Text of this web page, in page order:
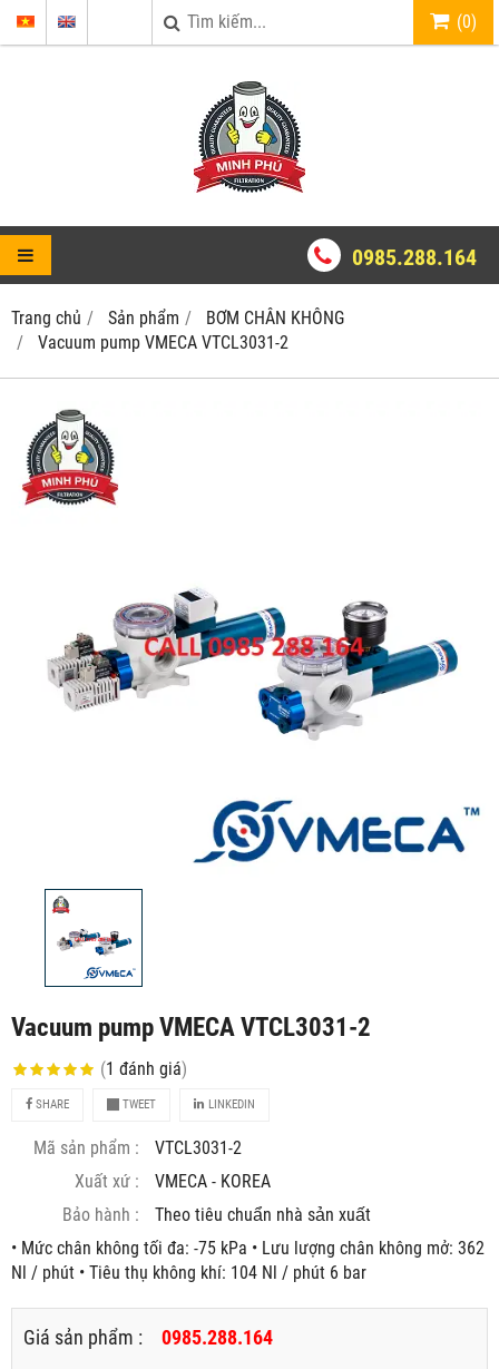
(0)
0985.288.164
Trang chủ Sản phẩm
BƠM CHÂN KHÔNG
Vacuum pump VMECA VTCL3031-2
Vacuum pump VMECA VTCL3031-2
(1 đánh giá)
SHARE TWEET LINKEDIN
Mã sản phẩm :
VTCL3031-2
Xuất xứ :
VMECA - KOREA
Bảo hành :
Theo tiêu chuẩn nhà sản xuất
• Mức chân không tối đa: -75 kPa • Lưu lượng chân không mở: 362
Nl / phút • Tiêu thụ không khí: 104 Nl / phút 6 bar
Giá sản phẩm : 0985.288.164